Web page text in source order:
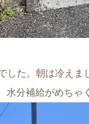
した。朝は冷えま
水分補給がめちゃ